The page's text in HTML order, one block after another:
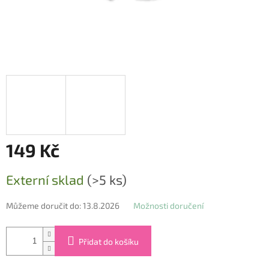
149 Kč
cena:
Externí sklad (>5 ks)
Můžeme doručit do:13.8.2026 Možnosti doručení
Přidat do košíku